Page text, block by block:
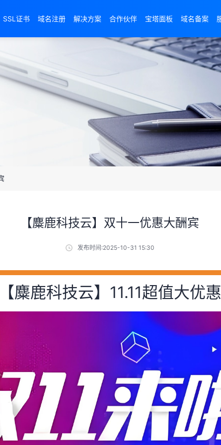
SSL证书 域名注册 解决方案 合作伙伴 宝塔面板 域名备案
【麋鹿科技云】双十一优惠大酬宾
发布时间:2025-10-31 15:30
【麋鹿科技云】11.11超值大优惠